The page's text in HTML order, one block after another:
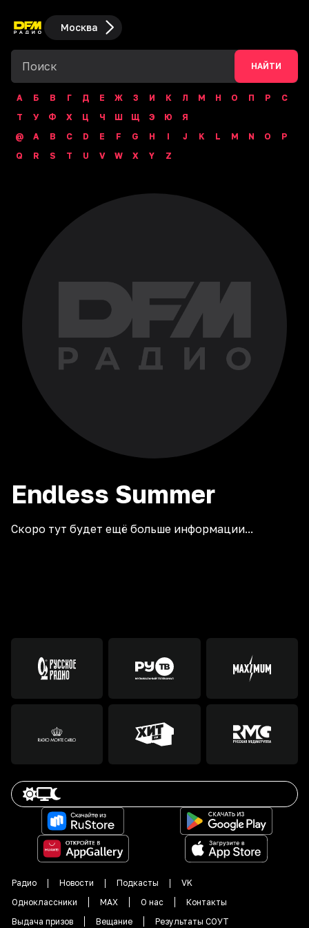
Москва
НАЙТИ
А Б В Г Д Е Ж З И К Л М Н О П Р
С
Т
У Ф Х Ц Ч Ш Щ Э Ю
Я
@
A B C D E F G H I J K L M N O
P
Q
R S T U V W X Y Z
Endless Summer
Скоро тут будет ещё больше информации...
Радио Новости Подкасты
VK
Одноклассники
MAX О нас
Контакты
Выдача призов
Вещание Результаты СОУТ